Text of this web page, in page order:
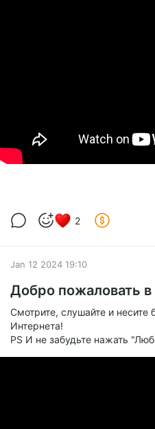
2
Jan 12 2024 19:10
Добро пожаловать в
Смотрите, слушайте и несите
Интернета!
PS И не забудьте нажать